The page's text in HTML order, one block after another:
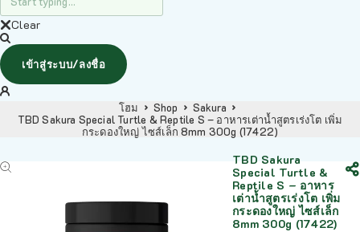
Clear
เข้าสู่ระบบ/ลงชื่อ
โฮม Shop
Sakura
TBD Sakura Special Turtle & Reptile S – อาหารเต่าน้ำสูตรเร่งโต เพิ่ม
กระดองใหญ่ ไซส์เล็ก 8mm 300g (17422)
TBD Sakura
Special Turtle &
Reptile S – อาหาร
เต่าน้ำสูตรเร่งโต เพิ่ม
กระดองใหญ่ ไซส์เล็ก
8mm 300g (17422)